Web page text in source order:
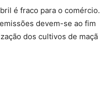
é fraco para o comércio.
devem-se ao fim
dos cultivos de maçã